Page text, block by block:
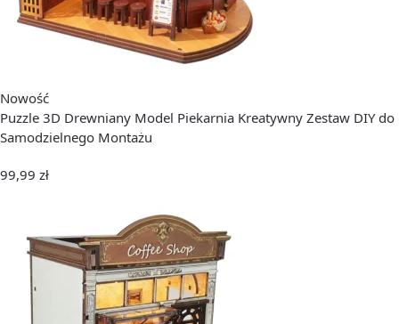
Nowość
Puzzle 3D Drewniany Model Piekarnia Kreatywny Zestaw DIY do
Samodzielnego Montażu
99,99 zł